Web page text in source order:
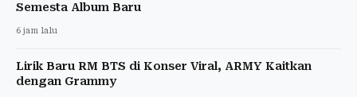
Semesta Album Baru
6 jam lalu
Lirik Baru RM BTS di Konser Viral, ARMY Kaitkan
dengan Grammy